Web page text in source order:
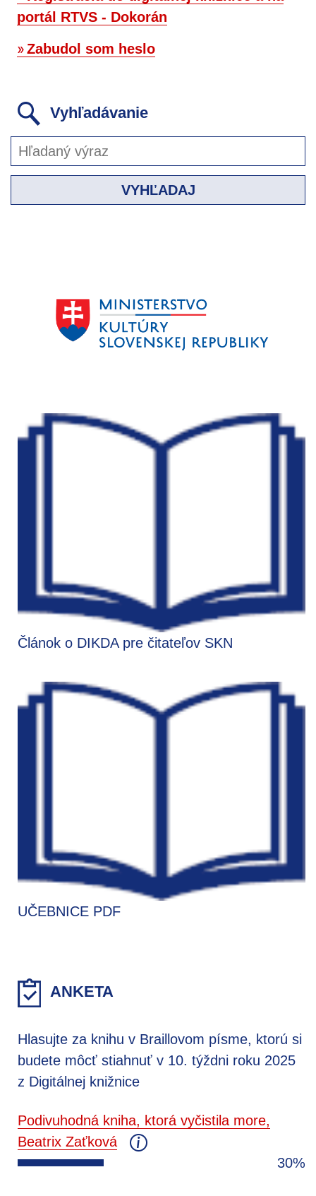
portál RTVS - Dokorán
Zabudol som heslo
Vyhľadávanie
VYHĽADAJ
Článok o DIKDA pre čitateľov SKN
UČEBNICE PDF
ANKETA
Hlasujte za knihu v Braillovom písme, ktorú si
budete môcť stiahnuť v 10. týždni roku 2025
z Digitálnej knižnice
Podivuhodná kniha, ktorá vyčistila more,
Beatrix Zaťková
30%